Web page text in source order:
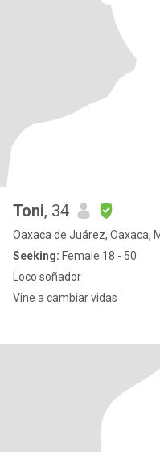
Toni, 34
Oaxaca de Juárez, Oaxaca,
Seeking: Female 18 - 50
Loco soñador
Vine a cambiar vidas